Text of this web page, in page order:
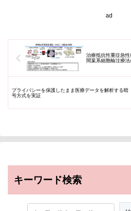
ad
治療抵抗性重症急
間葉系細胞輸注療
プライバシーを保護したまま医療データを解析する暗
号方式を実証
キーワード検索